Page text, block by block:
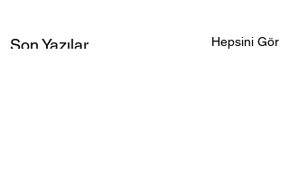
Son Yazılar Hepsini Gör